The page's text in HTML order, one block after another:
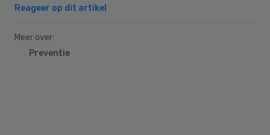
Reageer op dit artikel
Meer over:
Preventie